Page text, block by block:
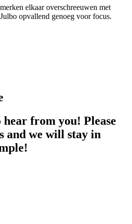
elkaar overschreeuwen met
opvallend genoeg voor focus.
from you! Please
and we will stay in